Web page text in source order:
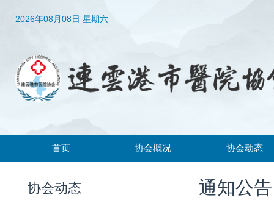
2026年08月08日 星期六
首页 协会概况 协会动态
通知公告
协会动态 通知公告